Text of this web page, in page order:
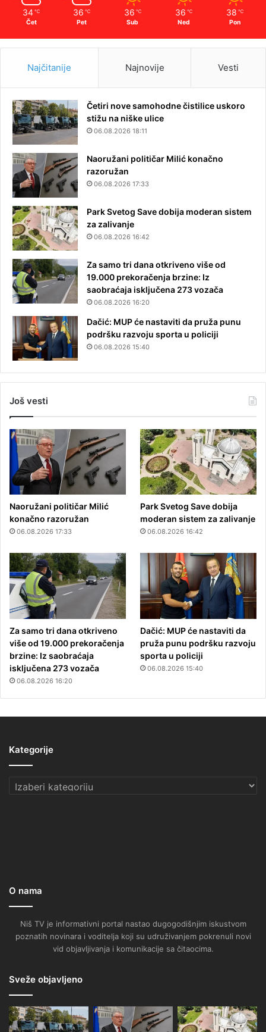
34 ℃
Čet
36 ℃
Pet
36 ℃
Sub
36 ℃
Ned
38 ℃
Pon
Najčitanije Najnovije Vesti
Četiri nove samohodne čistilice uskoro
stižu na niške ulice
06.08.2026 18:11
Naoružani političar Milić konačno
razoružan
06.08.2026 17:33
Park Svetog Save dobija moderan sistem
za zalivanje
06.08.2026 16:42
Za samo tri dana otkriveno više od
19.000 prekoračenja brzine: Iz
saobraćaja isključena 273 vozača
06.08.2026 16:20
Dačić: MUP će nastaviti da pruža punu
podršku razvoju sporta u policiji
06.08.2026 15:40
Još vesti
Naoružani političar Milić
konačno razoružan
06.08.2026 17:33
Park Svetog Save dobija
moderan sistem za zalivanje
06.08.2026 16:42
Za samo tri dana otkriveno
više od 19.000 prekoračenja
brzine: Iz saobraćaja
isključena 273 vozača
06.08.2026 16:20
Dačić: MUP će nastaviti da
pruža punu podršku razvoju
sporta u policiji
06.08.2026 15:40
Kategorije
Kategorije
O nama
Niš TV je informativni portal nastao dugogodišnjim iskustvom
poznatih novinara i voditelja koji su udruživanjem pokrenuli novi
vid objavljivanja i komunikacije sa čitaocima.
Sveže objavljeno